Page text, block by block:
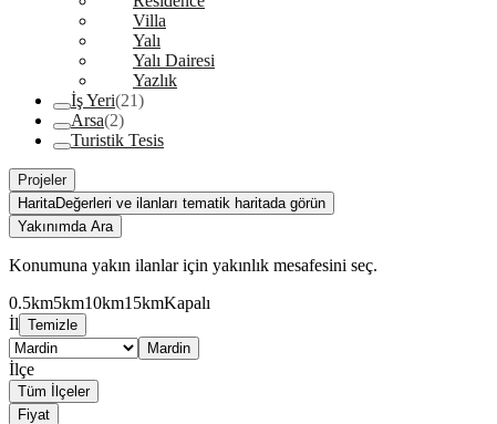
Villa
Yalı
Yalı Dairesi
Yazlık
İş Yeri(21)
Arsa(2)
Turistik Tesis
Projeler
HaritaDeğerleri ve ilanları tematik haritada görün
Yakınımda Ara
Konumuna yakın ilanlar için yakınlık mesafesini seç.
0.5km5km10km15kmKapalı
İl Temizle
Mardin
İlçe
Tüm İlçeler
Fiyat